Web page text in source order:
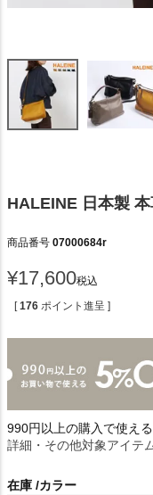
HALEINE 日本製
商品番号 07000684r
¥17,600税込
[ 176 ポイント進呈 ]
990円以上の購入で使え
詳細・その他対象アイテ
在庫 カラー